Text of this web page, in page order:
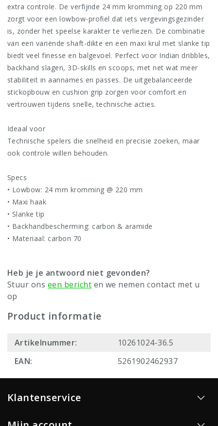
extra controle. De verfijnde 24 mm kromming op 220 mm
zorgt voor een lowbow-profiel dat iets vergevingsgezinder
is, zonder het speelse karakter te verliezen. De combinatie
van een variënde shaft-dikte en een maxi krul met slanke tip
biedt veel finesse en balgevoel. Perfect voor Indian dribbles,
backhand slagen, 3D-skills en scoops, met net wat meer
stabiliteit in aannames en passes. De uitgebalanceerde
stickopbouw en cushion grip zorgen voor comfort en
vertrouwen tijdens snelle, technische acties.
Ideaal voor
Technische spelers die snelheid en precisie zoeken, maar
ook controle willen behouden.
Specs
• Lowbow: 24 mm kromming @ 220 mm
• Maxi haak
• Slanke tip
• Backhandbescherming: carbon & aramide
• Materiaal: carbon 70
Heb je je antwoord niet gevonden?
Stuur ons een bericht en we nemen contact met u
op
Product informatie
Artikelnummer:
10261024-36.5
EAN:
5261902462937
Klantenservice